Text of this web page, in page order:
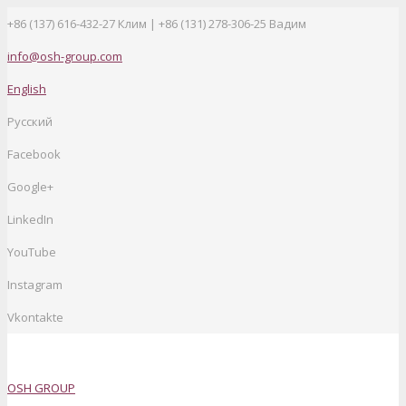
+86 (137) 616-432-27 Клим | +86 (131) 278-306-25 Вадим
info@osh-group.com
English
Русский
Facebook
Google+
LinkedIn
YouTube
Instagram
Vkontakte
OSH GROUP